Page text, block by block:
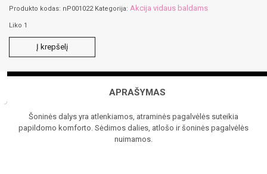
Produkto kodas: nP001022 Kategorija: Akcija vidaus baldams
Liko 1
sofa-
Į krepšelį
APRAŠYMAS
Šoninės dalys yra atlenkiamos, atraminės pagalvėlės suteikia
papildomo komforto. Sėdimos dalies, atlošo ir šoninės pagalvėlės
nuimamos.